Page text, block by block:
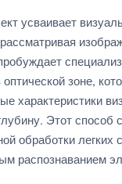
усваивает
зоне,
характеристики
Этот способ
обработки легких
распознаванием